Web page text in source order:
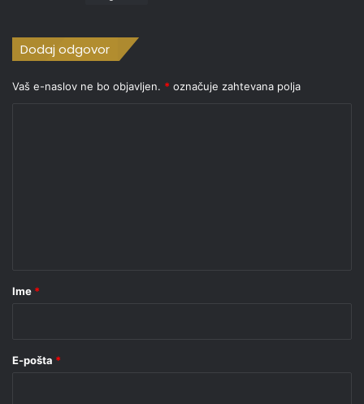
Dodaj odgovor
Vaš e-naslov ne bo objavljen. * označuje zahtevana polja
r
Ime *
E-pošta *